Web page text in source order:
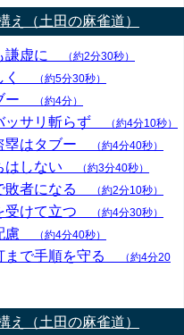
え（土田の麻雀道）
謙虚に （約2分30秒）
く （約5分30秒）
ー （約4分）
ッサリ斬らず （約4分10秒）
塁はタブー （約4分40秒）
はしない （約3分40秒）
敗者になる （約2分10秒）
受けて立つ （約4分30秒）
慮 （約4分40秒）
まで手順を守る
（約4分20
え（土田の麻雀道）